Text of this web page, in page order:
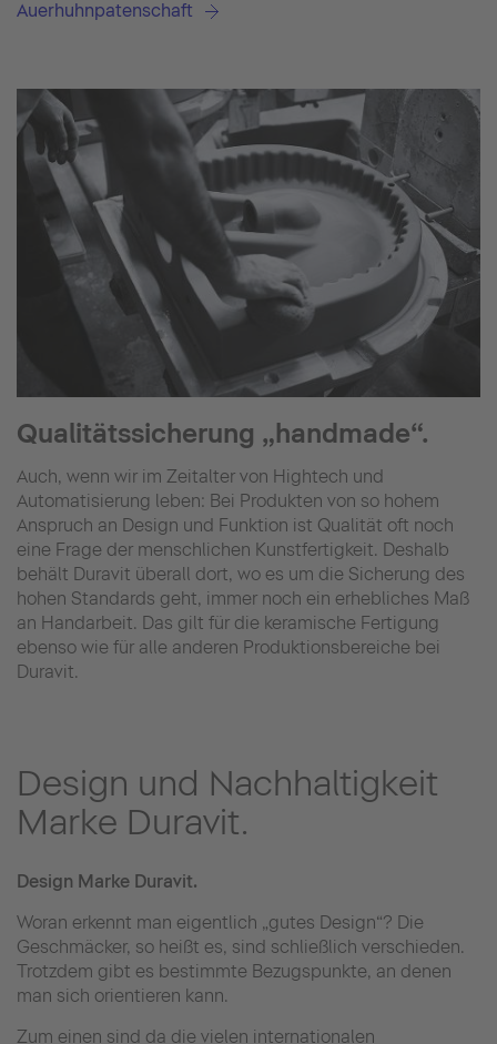
Auerhuhnpatenschaft
Qualitätssicherung „handmade“.
Auch, wenn wir im Zeitalter von Hightech und
Automatisierung leben: Bei Produkten von so hohem
Anspruch an Design und Funktion ist Qualität oft noch
eine Frage der menschlichen Kunstfertigkeit. Deshalb
behält Duravit überall dort, wo es um die Sicherung des
hohen Standards geht, immer noch ein erhebliches Maß
an Handarbeit. Das gilt für die keramische Fertigung
ebenso wie für alle anderen Produktionsbereiche bei
Duravit.
Design und Nachhaltigkeit
Marke Duravit.
Design Marke Duravit.
Woran erkennt man eigentlich „gutes Design“? Die
Geschmäcker, so heißt es, sind schließlich verschieden.
Trotzdem gibt es bestimmte Bezugspunkte, an denen
man sich orientieren kann.
Zum einen sind da die vielen internationalen